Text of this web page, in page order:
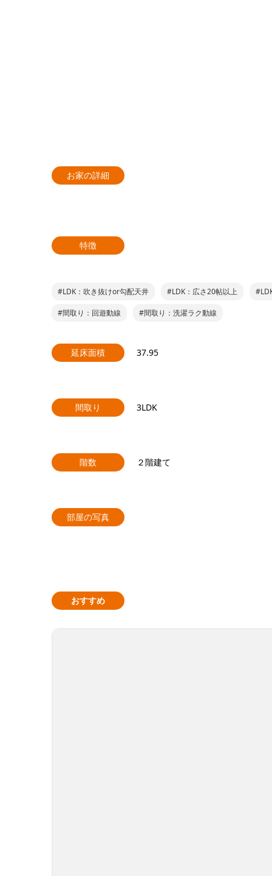
お家の詳細
特徴
#LDK：吹き抜けor勾配天井 #LDK：広さ20帖以上
#間取り：回遊動線 #間取り：洗濯ラク動線
延床面積 37.95
間取り 3LDK
階数 ２階建て
部屋の写真
おすすめ